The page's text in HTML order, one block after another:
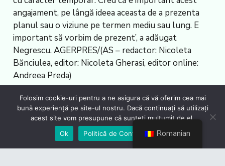
angajament, pe lângă ideea aceasta de a prezenta
planul sau o viziune pe termen mediu sau lung. E
important să vorbim de prezent’, a adăugat
Negrescu. AGERPRES/(AS – redactor: Nicoleta
Bănciulea, editor: Nicoleta Gherasi, editor online:
Andreea Preda)
Sursa articolului:AGERPRES
Romanian
Folosim cookie-uri pentru a ne asigura că vă oferim cea mai
bună experiență pe site-ul nostru. Dacă continuați să utilizați
acest site vom presupune că sunteți mulțumit de el.
Ok
Politică de Confidențialiate